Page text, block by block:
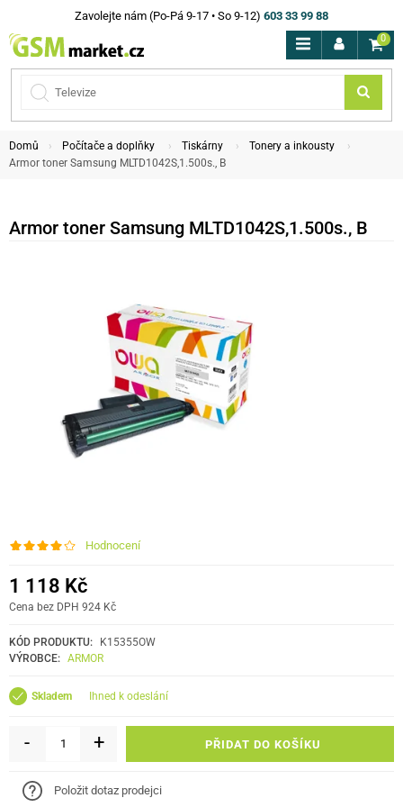
Zavolejte nám (Po-Pá 9-17 • So 9-12) 603 33 99 88
0
Domů Počítače a doplňky Tiskárny
Tonery a inkousty
Armor toner Samsung MLTD1042S,1.500s., B
Armor toner Samsung MLTD1042S,1.500s., B
Hodnocení
1 118 Kč
Cena bez DPH 924 Kč
KÓD PRODUKTU:
K15355OW
VÝROBCE: ARMOR
Skladem ihned k odeslání
- + PŘIDAT DO KOŠÍKU
Položit dotaz prodejci